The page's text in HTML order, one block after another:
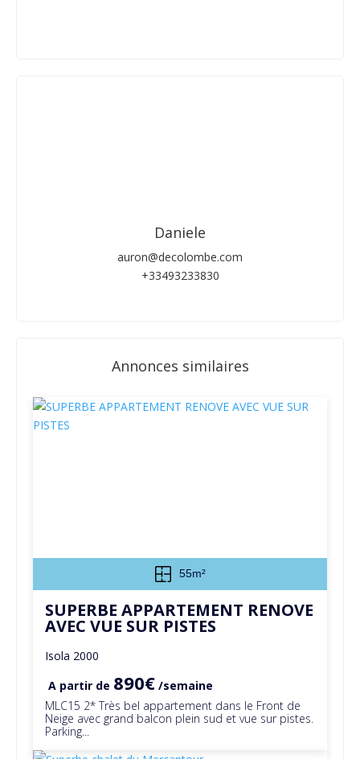
Daniele
auron@decolombe.com
+33493233830
Annonces similaires
55m²
SUPERBE APPARTEMENT RENOVE
AVEC VUE SUR PISTES
Isola 2000
A partir de 890€ /semaine
MLC15 2* Très bel appartement dans le Front de
Neige avec grand balcon plein sud et vue sur pistes.
Parking...